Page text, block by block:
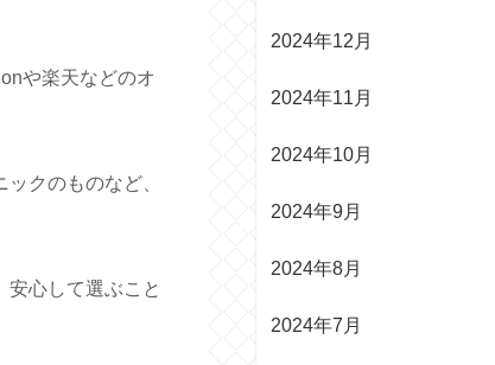
や楽天などのオ
クのものなど、
安心して選ぶこと
2024年12月
2024年11月
2024年10月
2024年9月
2024年8月
2024年7月